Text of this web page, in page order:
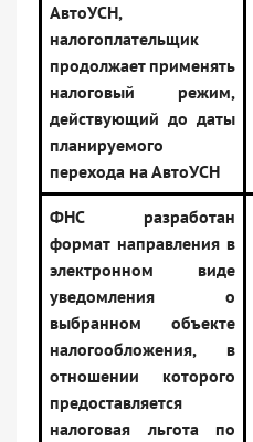
АвтоУСН,
налогоплательщик
продолжает применять
налоговый режим,
действующий до даты
планируемого
перехода на АвтоУСН
ФНС разработан
формат направления в
электронном виде
уведомления о
выбранном объекте
налогообложения, в
отношении которого
предоставляется
налоговая льгота по